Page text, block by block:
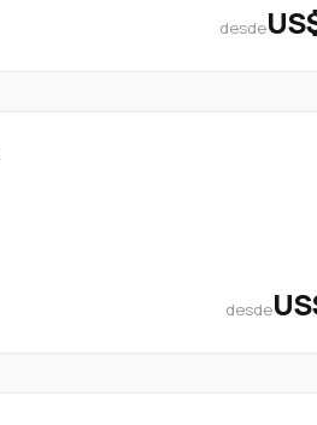
desde
desde